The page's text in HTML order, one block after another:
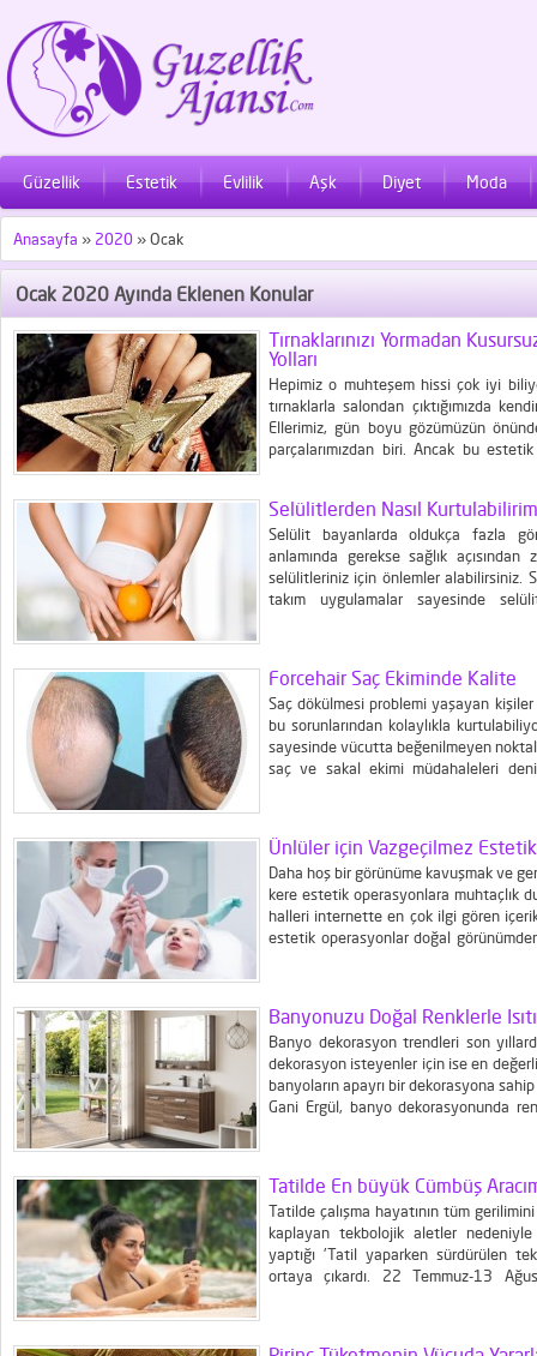
Güzellik Estetik Evlilik Aşk Diyet Moda
Anasayfa » 2020 »Ocak
Ocak 2020 Ayında Eklenen Konular
Tırnaklarınızı Yormadan
Yolları
Hepimiz o muhteşem hissi çok iyi
tırnaklarla salondan çıktığımızda
Ellerimiz, gün boyu gözümüzün
parçalarımızdan biri. Ancak bu
Selülitlerden Nasıl
Selülit bayanlarda oldukça fazla
anlamında gerekse sağlık
selülitleriniz için önlemler alabilirsiniz.
takım uygulamalar sayesinde
Forcehair Saç Ekiminde Kalite
Saç dökülmesi problemi yaşayan
bu sorunlarından kolaylıkla
sayesinde vücutta beğenilmeyen
saç ve sakal ekimi müdahaleleri
Ünlüler için Vazgeçilmez
Daha hoş bir görünüme kavuşmak ve
kere estetik operasyonlara muhtaçlık
halleri internette en çok ilgi gören
estetik operasyonlar doğal
Banyonuzu Doğal Renklerle
Banyo dekorasyon trendleri son yıllarda
dekorasyon isteyenler için ise en
banyoların apayrı bir dekorasyona
Gani Ergül, banyo dekorasyonunda
Tatilde En büyük Cümbüş
Tatilde çalışma hayatının tüm
kaplayan tekbolojik aletler
yaptığı 'Tatil yaparken sürdürülen
ortaya çıkardı. 22 Temmuz-13